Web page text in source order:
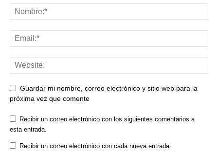
Guardar mi nombre, correo electrónico y sitio web para la
próxima vez que comente
Recibir un correo electrónico con los siguientes comentarios a
esta entrada.
Recibir un correo electrónico con cada nueva entrada.